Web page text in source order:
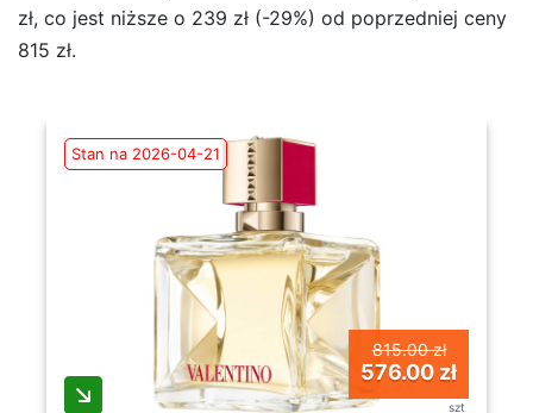
zł, co jest niższe o 239 zł (-29%) od poprzedniej ceny
815 zł.
Stan na 2026-04-21
815.00 zł
576.00 zł
szt